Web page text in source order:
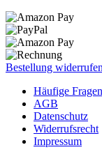
Bestellung widerrufen
Häufige
AGB
Datenschutz
Widerrufsrecht
Impressum